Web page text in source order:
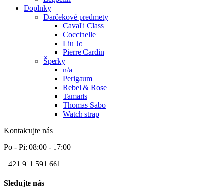
Doplnky
Darčekové predmety
Cavalli Class
Coccinelle
Liu Jo
Pierre Cardin
Šperky
n/a
Perigaum
Rebel & Rose
Tamaris
Thomas Sabo
Watch strap
Kontaktujte nás
Po - Pi: 08:00 - 17:00
+421 911 591 661
Sledujte nás